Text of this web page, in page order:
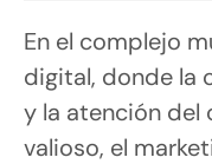
En el complejo
digital, donde la
y la atención del
valioso, el